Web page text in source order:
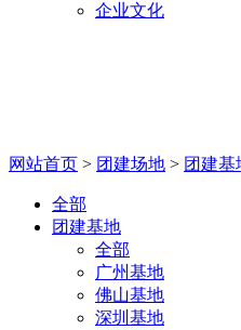
企业文化
网站首页 > 团建场地 > 团建基
全部
团建基地
全部
广州基地
佛山基地
深圳基地